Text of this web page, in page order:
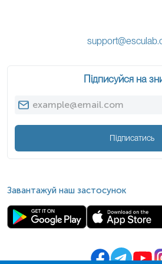
Підписуйся на
Підписатись
Завантажуй наш застосунок